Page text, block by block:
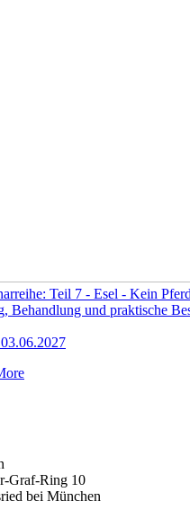
Teil 7 - Esel - Kein
Behandlung und praktische
Graf-Ring 10
bei München